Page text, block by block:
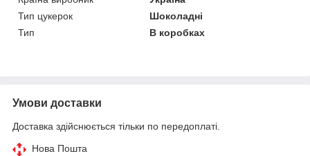
Тип цукерок
Шоколадні
Тип
В коробках
Умови доставки
Доставка здійснюється тільки по передоплаті.
Нова Пошта